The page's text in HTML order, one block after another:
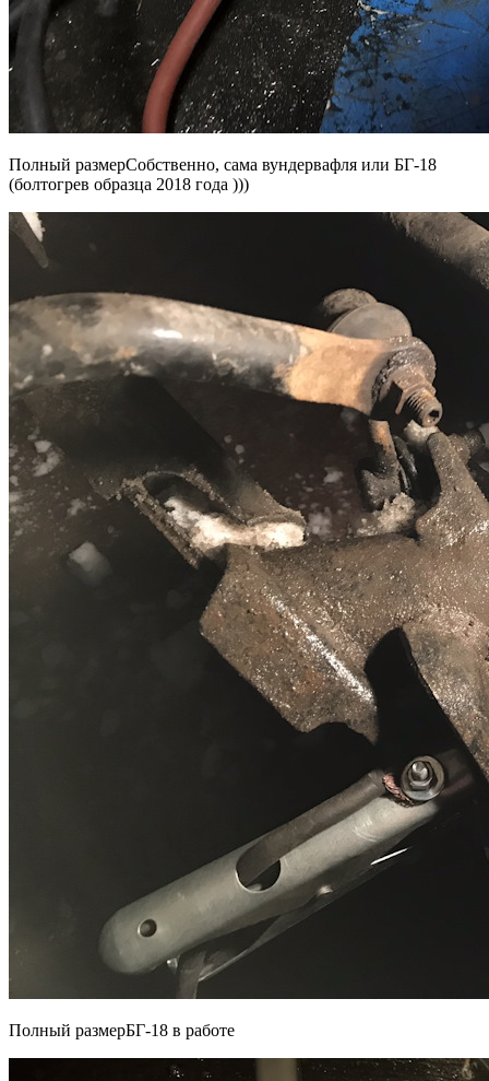
Полный размерСобственно, сама вундервафля или БГ-18
(болтогрев образца 2018 года )))
Полный размерБГ-18 в работе